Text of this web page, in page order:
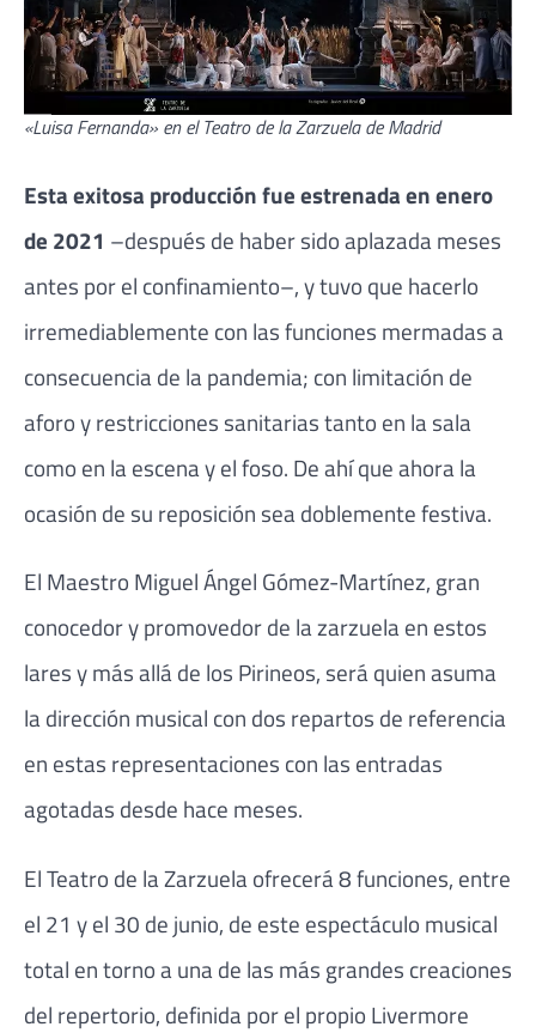
«Luisa Fernanda» en el Teatro de la Zarzuela de Madrid
Esta exitosa producción fue estrenada en enero
de 2021 –después de haber sido aplazada meses
antes por el confinamiento–, y tuvo que hacerlo
irremediablemente con las funciones mermadas a
consecuencia de la pandemia; con limitación de
aforo y restricciones sanitarias tanto en la sala
como en la escena y el foso. De ahí que ahora la
ocasión de su reposición sea doblemente festiva.
El Maestro Miguel Ángel Gómez-Martínez, gran
conocedor y promovedor de la zarzuela en estos
lares y más allá de los Pirineos, será quien asuma
la dirección musical con dos repartos de referencia
en estas representaciones con las entradas
agotadas desde hace meses.
El Teatro de la Zarzuela ofrecerá 8 funciones, entre
el 21 y el 30 de junio, de este espectáculo musical
total en torno a una de las más grandes creaciones
del repertorio, definida por el propio Livermore